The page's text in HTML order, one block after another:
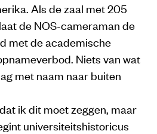
Als de zaal met 205
de NOS-cameraman de
met de academische
Niets van wat
met naam naar buiten
ik dit moet zeggen, maar
universiteitshistoricus